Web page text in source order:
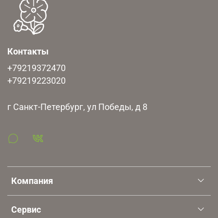
Компания
Сервис
Контакты
+79219372470
+79219223020
г Санкт-Петербург, ул Победы, д 8